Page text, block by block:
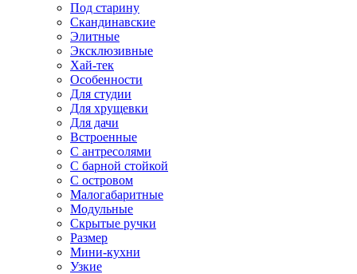
Под старину
Скандинавские
Элитные
Эксклюзивные
Хай-тек
Особенности
Для студии
Для хрущевки
Для дачи
Встроенные
С антресолями
С барной стойкой
С островом
Малогабаритные
Модульные
Скрытые ручки
Размер
Мини-кухни
Узкие